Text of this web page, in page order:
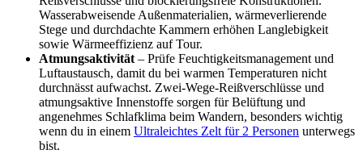
Wasserabweisende Außenmaterialien, wärmeverlierende
Stege und durchdachte Kammern erhöhen Langlebigkeit
sowie Wärmeeffizienz auf Tour.
Atmungsaktivität– Prüfe Feuchtigkeitsmanagement und
Luftaustausch, damit du bei warmen Temperaturen nicht
durchnässt aufwachst. Zwei-Wege-Reißverschlüsse und
atmungsaktive Innenstoffe sorgen für Belüftung und
angenehmes Schlafklima beim Wandern, besonders wichtig
wenn du in einem Ultraleichtes Zelt für 2 Personen unterwegs
bist.